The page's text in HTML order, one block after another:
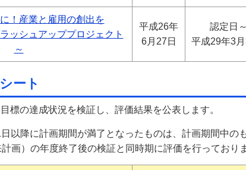
！産業と雇用の創出を
ッシュアッププロジェクト
～
平成26年
6月27日
認定日～
平成29年3月
ート
標の達成状況を検証し、評価結果を公表します。
以降に計画期間が満了となったものは、計画期間中の
画）の年度終了後の検証と同時期に評価を行っており